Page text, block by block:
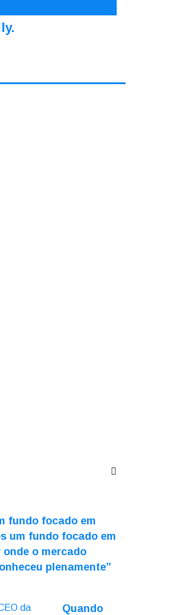
fundo focado em
um fundo focado em
o mercado
plenamente”
Quando